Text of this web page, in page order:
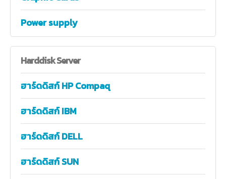
Power supply
HarddiskServer
ฮาร์ดดิสก์ HP Compaq
ฮาร์ดดิสก์ IBM
ฮาร์ดดิสก์ DELL
ฮาร์ดดิสก์ SUN